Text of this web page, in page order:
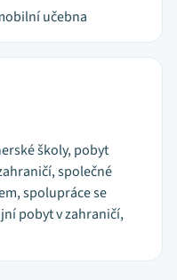
učebna
školy, pobyt
společné
spolupráce se
pobyt v zahraničí,